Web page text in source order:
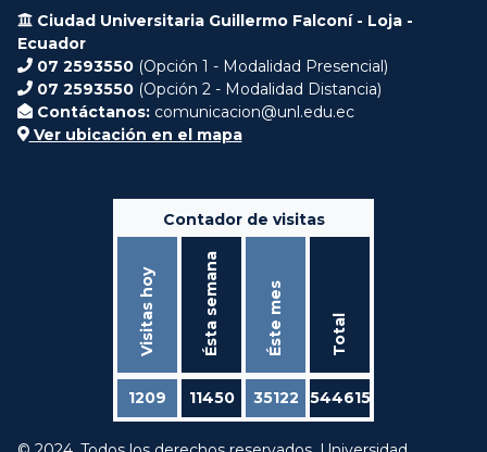
Ciudad Universitaria Guillermo Falconí - Loja -
Ecuador
07 2593550 (Opción 1 - Modalidad Presencial)
07 2593550 (Opción 2 - Modalidad Distancia)
Contáctanos: comunicacion@unl.edu.ec
Ver ubicación en el mapa
Contador de visitas
Visitas hoy Ésta semana Éste mes Total
1209 11450 35122 544615